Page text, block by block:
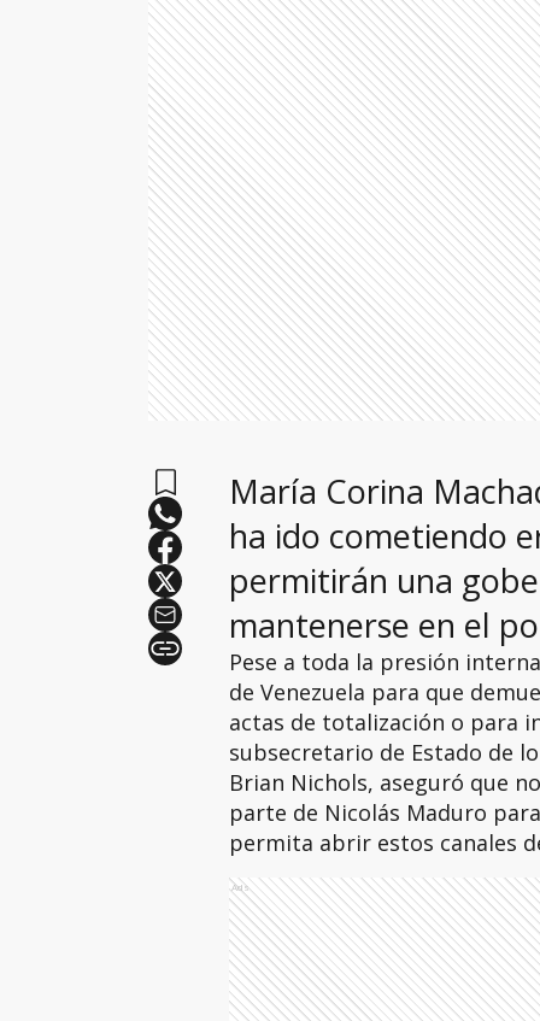
María Corina
ha ido cometiendo
permitirán una
mantenerse en el
Pese a toda la presión
de Venezuela para que
actas de totalización o para
subsecretario de Estado de
Brian Nichols, aseguró que
parte de Nicolás Maduro
permita abrir estos canales
Ads